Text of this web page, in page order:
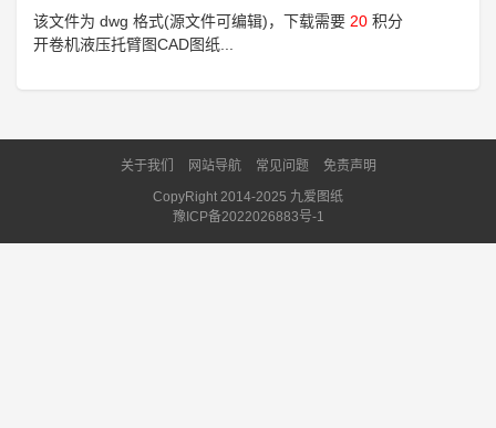
该文件为 dwg 格式(源文件可编辑)，下载需要 20 积分
开卷机液压托臂图CAD图纸...
关于我们 网站导航 常见问题
免责声明
CopyRight 2014-2025 九爱图纸
豫ICP备2022026883号-1